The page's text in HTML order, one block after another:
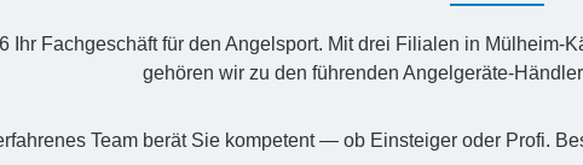
Ihr Fachgeschäft für den Angelsport. Mit drei Filialen in
gehören wir zu den führenden Angelgeräte-
Team berät Sie kompetent — ob Einsteiger oder Profi.